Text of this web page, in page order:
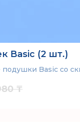
Basic (2 шт.)
подушки Basic со
₸